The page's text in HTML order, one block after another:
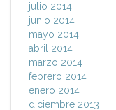
julio 2014
junio 2014
mayo 2014
abril 2014
marzo 2014
febrero 2014
enero 2014
diciembre 2013